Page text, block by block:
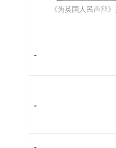
《为英国人民声辩
-
-